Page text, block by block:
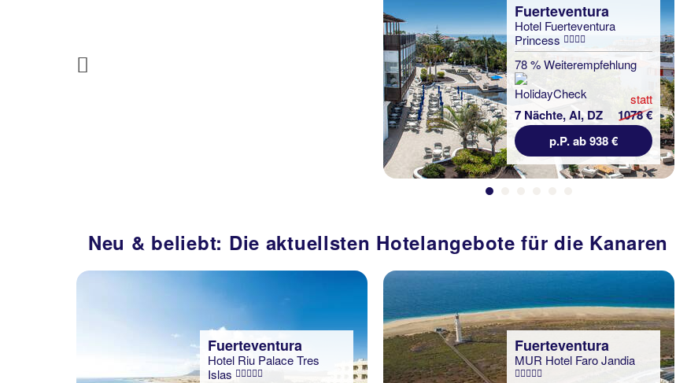
Previous
Fuerteventura
Hotel Fuerteventura
Princess
78 % Weiterempfehlung
7 Nächte, AI, DZ
statt
1078 €
p.P. ab 938 €
Neu & beliebt: Die aktuellsten Hotelangebote für die Kanaren
Fuerteventura
Hotel Riu Palace Tres
Islas
Fuerteventura
MUR Hotel Faro Jandia